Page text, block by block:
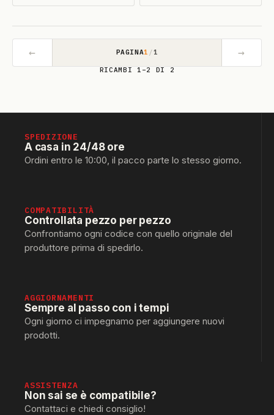
← PAGINA1 /1 →
RICAMBI 1–2 DI 2
SPEDIZIONE
A casa in 24/48 ore
Ordini entro le 10:00, il pacco parte lo stesso giorno.
COMPATIBILITÀ
Controllata pezzo per pezzo
Confrontiamo ogni codice con quello originale del
produttore prima di spedirlo.
AGGIORNAMENTI
Sempre al passo con i tempi
Ogni giorno ci impegnamo per aggiungere nuovi
prodotti.
ASSISTENZA
Non sai se è compatibile?
Contattaci e chiedi consiglio!